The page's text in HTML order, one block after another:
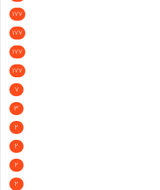
177
177
177
177
7
3
2
2
2
2